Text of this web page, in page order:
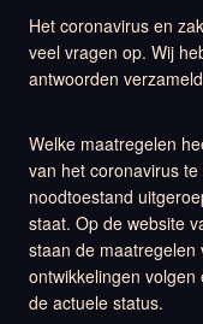
Het coronavirus en
veel vragen op. Wij
antwoorden
Welke maatregelen
van het coronavirus
noodtoestand
staat. Op de website
staan de maatregelen
ontwikkelingen
de actuele status.